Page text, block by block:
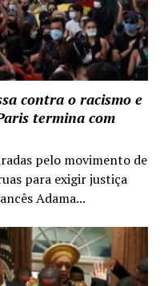
contra o racismo e
termina com
pelo movimento de
para exigir justiça
Adama...